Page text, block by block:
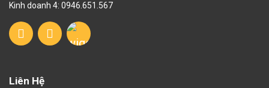
Kinh doanh 4: 0946.651.567
Liên Hệ